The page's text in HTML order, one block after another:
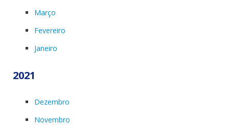
Março
Fevereiro
Janeiro
2021
Dezembro
Novembro